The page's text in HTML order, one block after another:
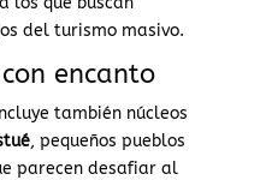
del turismo masivo.
encanto
también núcleos
, pequeños pueblos
parecen desafiar al